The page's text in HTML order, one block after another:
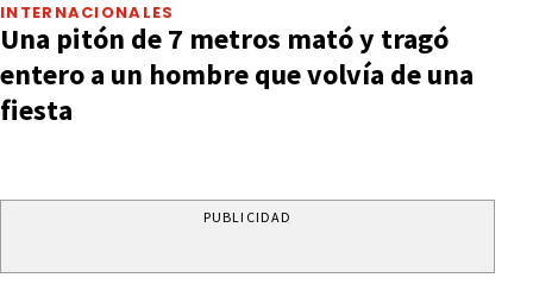
INTERNACIONALES
Una pitón de 7 metros mató y tragó
entero a un hombre que volvía de una
fiesta
PUBLICIDAD